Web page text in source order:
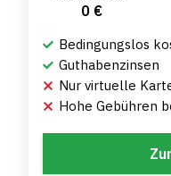
0 €
Bedingungslos
Guthabenzinsen
Nur virtuelle
Hohe Gebühren